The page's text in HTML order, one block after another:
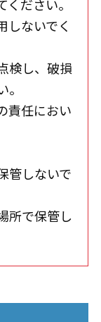
ださい。
しないでく
検し、破損
責任におい
管しないで
所で保管し